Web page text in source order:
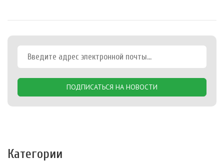
ПОДПИСАТЬСЯ НА НОВОСТИ
Категории